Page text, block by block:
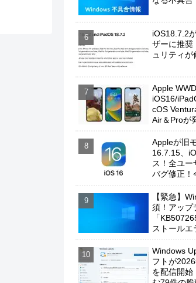
iOS18.7.2
ザーに推奨
ュリティが
Apple
iOS16/
cOS
Air＆Proが
Appleが旧
16.7.15、
ス！全ユー
バグ修正！
【緊急】
須！アップ
「
ストールエ
Windows
フトが
を配信開始